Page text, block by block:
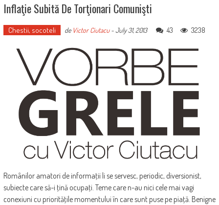
Inflaţie Subită De Torţionari Comunişti
Chestii, socoteli de Victor Ciutacu-July 31, 2013 43 3238
Românilor amatori de informaţii li se servesc, periodic, diversionist,
subiecte care să-i ţină ocupaţi. Teme care n-au nici cele mai vagi
conexiuni cu priorităţile momentului în care sunt puse pe piaţă. Benigne